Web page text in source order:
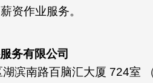
资作业服务。
务有限公司
滨南路百脑汇大厦 724室